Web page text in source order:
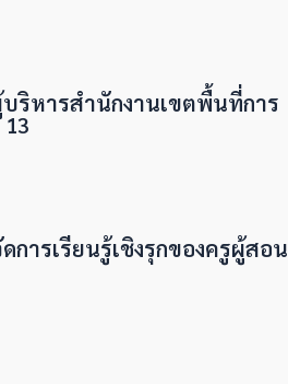
ริหารสำนักงานเขตพื้นที่การ
การเรียนรู้เชิงรุกของครูผู้สอน